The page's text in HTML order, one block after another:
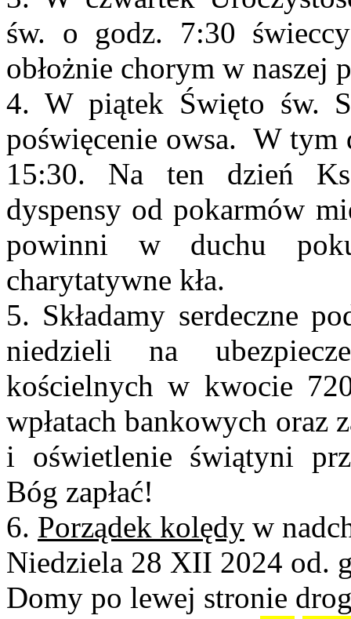
św. o godz. 7:30
obłożnie chorym w naszej
4. W piątek Święto św.
poświęcenie owsa. W tym
15:30. Na ten dzień
dyspensy od pokarmów
powinni w duchu
charytatywne kła.
5. Składamy serdeczne
niedzieli na
kościelnych w kwocie
wpłatach bankowych oraz
i oświetlenie świątyni
Bóg zapłać!
6. Porządek kolędy w
Niedziela 28 XII 2024 od.
Domy po lewej stronie